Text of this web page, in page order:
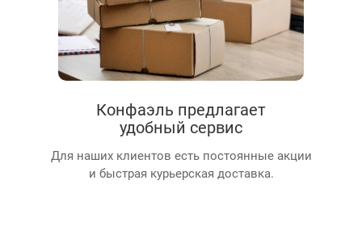
Конфаэль предлагает
удобный сервис
Для наших клиентов есть постоянные акции
и быстрая курьерская доставка.